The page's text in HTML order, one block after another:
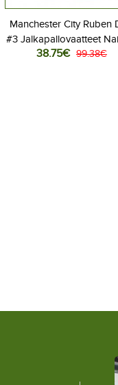
Manchester City Ruben
#3 Jalkapallovaatteet
Kotipaita 2025-26
38.75€ 99.38€